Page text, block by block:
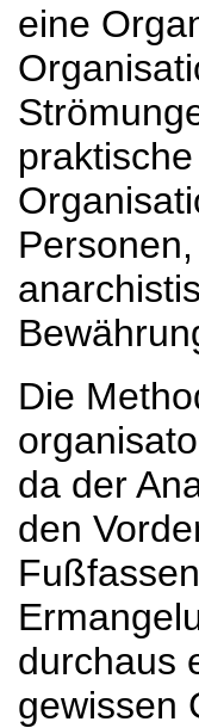
eine
Die
da der
den
durchaus
gewissen